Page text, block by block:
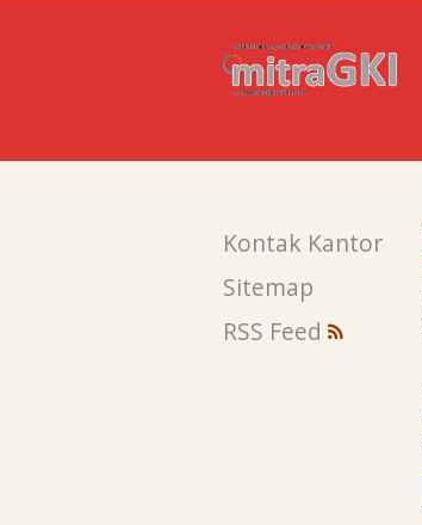
Kontak Kantor
Sitemap
RSS Feed